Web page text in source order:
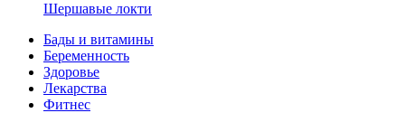
Шершавые локти
Бады и витамины
Беременность
Здоровье
Лекарства
Фитнес